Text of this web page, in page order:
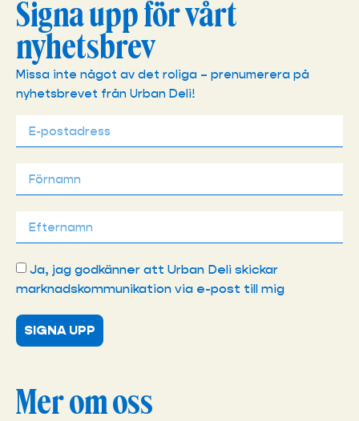
Mer om oss
Signa upp för vårt
nyhetsbrev
Missa inte något av det roliga – prenumerera på
nyhetsbrevet från Urban Deli!
Ja, jag godkänner att Urban Deli skickar
marknadskommunikation via e-post till mig
SIGNA UPP